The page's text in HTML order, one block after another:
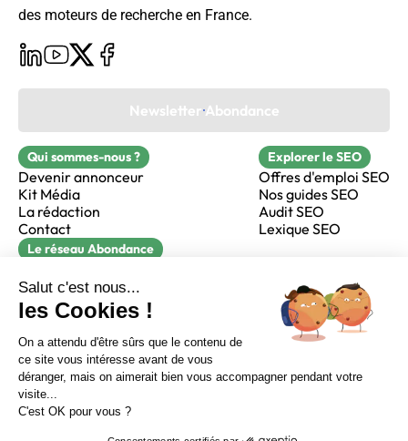
Sur LinkedIn Sur Youtube
Sur X Sur Facebook
Newsletter Abondance
des moteurs de recherche en France.
Newsletter Abondance
Qui sommes-nous ?
Devenir annonceur
Kit Média
La rédaction
Contact
Explorer le SEO
Offres d'emploi SEO
Nos guides SEO
Audit SEO
Lexique SEO
Le réseau Abondance
Réacteur
alfie formation